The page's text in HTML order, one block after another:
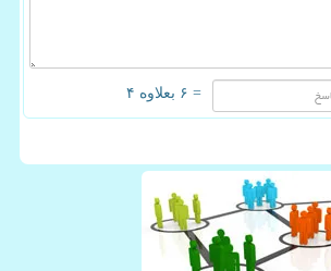
= ۶ بعلاوه ۴